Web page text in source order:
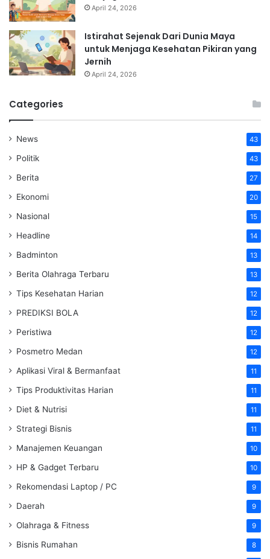
April 24, 2026
Istirahat Sejenak Dari Dunia Maya
untuk Menjaga Kesehatan Pikiran yang
Jernih
April 24, 2026
Categories
News 43
Politik 43
Berita 27
Ekonomi 20
Nasional 15
Headline 14
Badminton 13
Berita Olahraga Terbaru 13
Tips Kesehatan Harian 12
PREDIKSI BOLA 12
Peristiwa 12
Posmetro Medan 12
Aplikasi Viral & Bermanfaat 11
Tips Produktivitas Harian 11
Diet & Nutrisi 11
Strategi Bisnis 11
Manajemen Keuangan 10
HP & Gadget Terbaru 10
Rekomendasi Laptop / PC 9
Daerah 9
Olahraga & Fitness 9
Bisnis Rumahan 8